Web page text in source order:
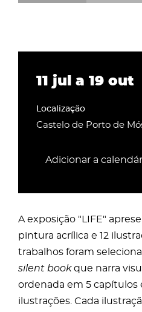
11 jul a 19 out
Castelo de Porto de
Adicionar a
Outlook
Outlook Online
Yahoo! Calendar
A exposição "LIFE"
pintura acrílica e 12
trabalhos foram
silent bookque narra
ordenada em 5 capítulos
ilustrações. Cada